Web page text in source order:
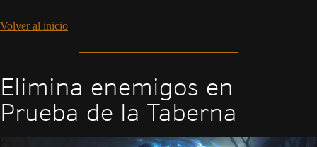
Volver al inicio
Elimina enemigos en
Prueba de la Taberna